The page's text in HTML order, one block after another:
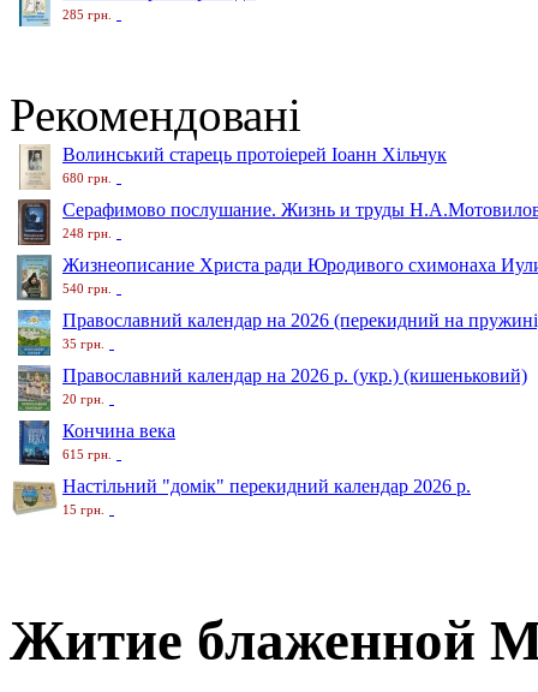
285 грн.
Рекомендовані
Волинський старець протоіерей Іоанн Хільчук
680 грн.
Серафимово послушание. Жизнь и труды
248 грн.
Жизнеописание Христа ради Юродивого схимонаха
540 грн.
Православний календар на 2026 (перекидний на
35 грн.
Православний календар на 2026 р. (укр.) (кишеньковий)
20 грн.
Кончина века
615 грн.
Настільний "домік" перекидний календар 2026 р.
15 грн.
Житие блаженной